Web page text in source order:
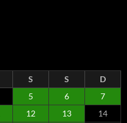
S S
D
5 6
7
12 13
14